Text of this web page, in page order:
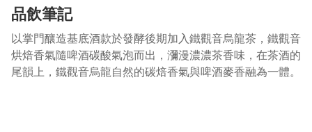
品飲筆記
以掌門釀造基底酒款於發酵後期加入鐵觀音烏龍茶，鐵觀音
烘焙香氣隨啤酒碳酸氣泡而出，瀰漫濃濃茶香味，在茶酒的
尾韻上，鐵觀音烏龍自然的碳焙香氣與啤酒麥香融為一體。